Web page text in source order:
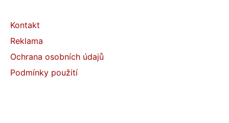
Kontakt
Reklama
Ochrana osobních údajů
Podmínky použití